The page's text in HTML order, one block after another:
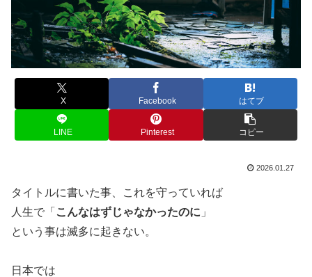
X Facebook はてブ
LINE Pinterest コピー
2026.01.27
タイトルに書いた事、これを守っていれば
人生で「 こんなはずじゃなかったのに 」
という事は滅多に起きない。
日本では